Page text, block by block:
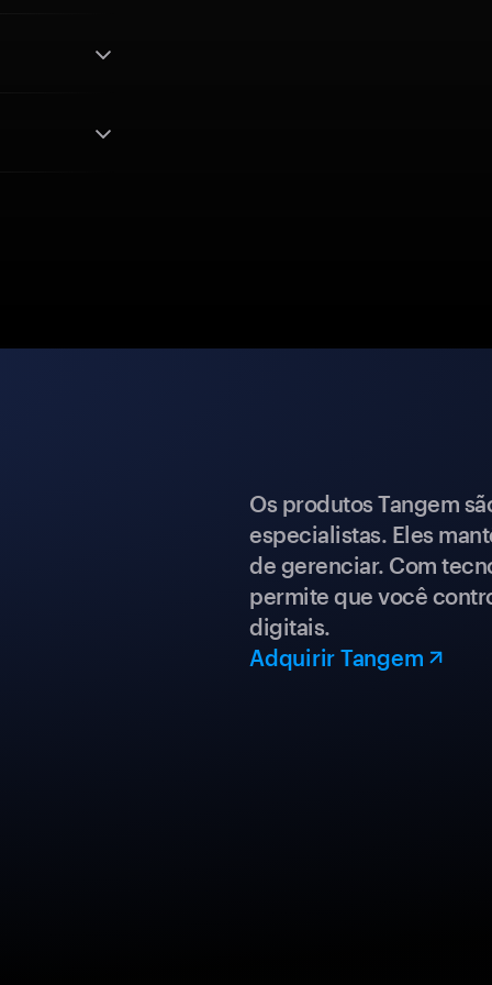
Os produtos Tangem
especialistas. Eles
de gerenciar. Com
permite que você
digitais.
Adquirir Tangem